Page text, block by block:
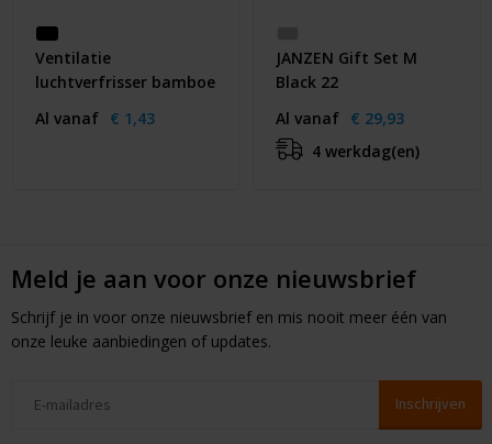
Ventilatie
luchtverfrisser bamboe
Al vanaf € 1,43
JANZEN Gift Set M
Black 22
Al vanaf € 29,93
4 werkdag(en)
Meld je aan voor onze nieuwsbrief
Schrijf je in voor onze nieuwsbrief en mis nooit meer één van
onze leuke aanbiedingen of updates.